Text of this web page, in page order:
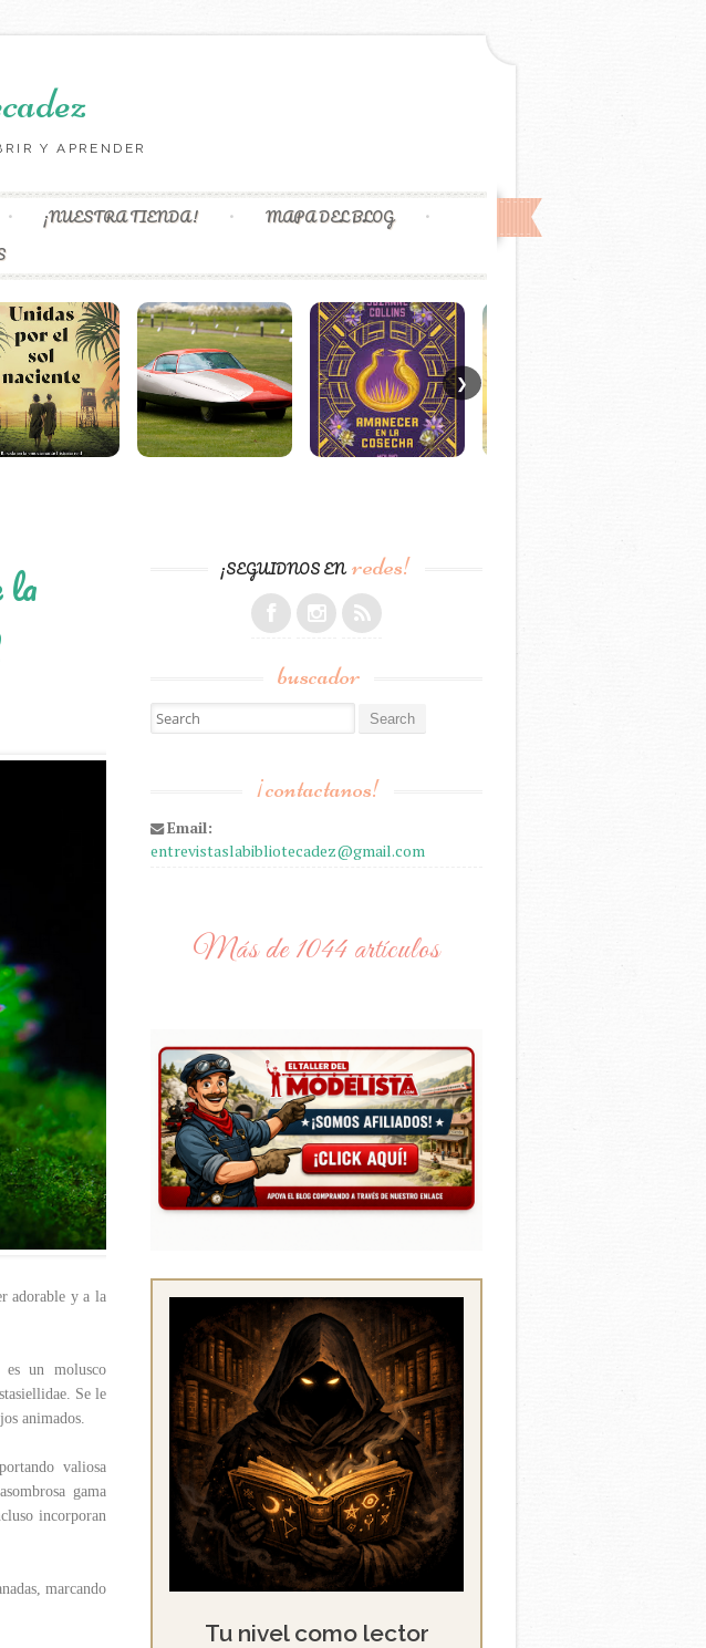
Y APRENDER
¡NUESTRA TIENDA!
MAPA DEL BLOG
❯
adorable y a la
es un molusco
Se le
animados.
valiosa
gama
incorporan
marcando
¡SEGUIDNOS ENredes!
buscador
Search for:
¡contactanos!
Email:
entrevistaslabibliotecadez@gmail.com
Más de 1044 artículos
Tu nivel como lector